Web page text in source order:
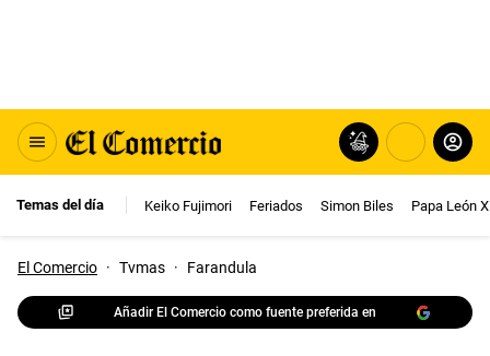
Temas del día Keiko Fujimori Feriados Simon Biles Papa León
El Comercio · Tvmas · Farandula
Añadir El Comercio como fuente preferida en